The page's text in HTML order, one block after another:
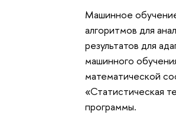
Машинное
алгоритмов для
результатов для
машинного
математической
«Статистическая
программы.